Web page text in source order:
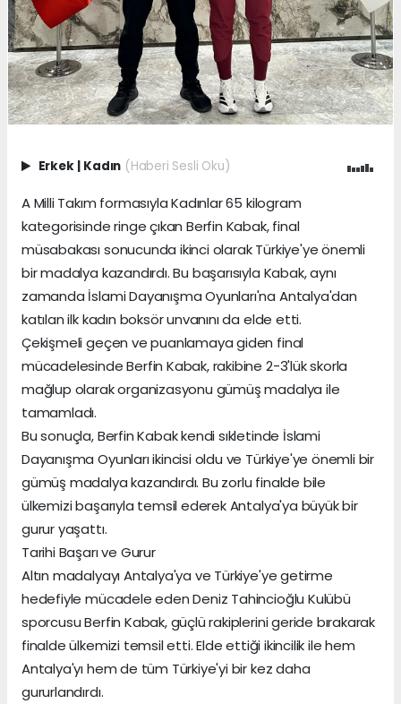
Erkek | Kadın (Haberi Sesli Oku)
A Milli Takım formasıyla Kadınlar 65 kilogram
kategorisinde ringe çıkan Berfin Kabak, final
müsabakası sonucunda ikinci olarak Türkiye'ye önemli
bir madalya kazandırdı. Bu başarısıyla Kabak, aynı
zamanda İslami Dayanışma Oyunları'na Antalya'dan
katılan ilk kadın boksör unvanını da elde etti.
Çekişmeli geçen ve puanlamaya giden final
mücadelesinde Berfin Kabak, rakibine 2-3'lük skorla
mağlup olarak organizasyonu gümüş madalya ile
tamamladı.
Bu sonuçla, Berfin Kabak kendi sıkletinde İslami
Dayanışma Oyunları ikincisi oldu ve Türkiye'ye önemli bir
gümüş madalya kazandırdı. Bu zorlu finalde bile
ülkemizi başarıyla temsil ederek Antalya'ya büyük bir
gurur yaşattı.
Tarihi Başarı ve Gurur
Altın madalyayı Antalya'ya ve Türkiye'ye getirme
hedefiyle mücadele eden Deniz Tahincioğlu Kulübü
sporcusu Berfin Kabak, güçlü rakiplerini geride bırakarak
finalde ülkemizi temsil etti. Elde ettiği ikincilik ile hem
Antalya'yı hem de tüm Türkiye'yi bir kez daha
gururlandırdı.